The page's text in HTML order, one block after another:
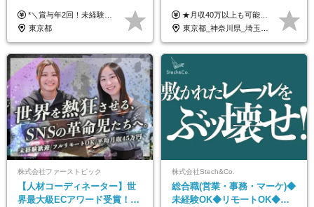
月給28万円～*産育休取得実績
あり*年間休日120日
*＼賞与年2回！未経験から月給28万円スタート／* ★昇給年12回あり！随時昇給のチャンス ◆月給28万～40万円＋賞与年2回＋各種インセンティブ ※経験・スキルを考慮の上、決定します ※試用期間6ヶ月間あり（期間中は月給26万円～になります。その他待遇等に差異はありません） ※月給には月35時間分の固定残業代含む（月5万4800円/超過分別途支給） ※ほとんどのメンバーが残業ゼロです！フレックスタイム制のため、自分の生活に合わせて調整できます。 ＼希望性で土曜日出勤あり／ お客様より「土曜日に応募者の対応をしてほしい」という ご要望を受けた際に、応募者対応⇒求職者との メッセージのやり取りなど、対応が発生する場合があります。 ※土曜日に出勤いただく場合は ・2時間稼働：4500円 ・4時間稼働：9000円 の給与が発生。勤務時間が4時間超えることは原則ありません。 短期間で高い給与をGETできるチャンスです♪
東京都
から勤務OK◆残業月10h以内
◆フレックス制
★月収40万以上も可能！ ★能力・スキル・経験を考慮した年収額を設定します ★年功序列ではなく、チャレンジを評価して給与に反映！ ■月給20万円～40万円＋決算賞与 ※経験・スキルを考慮のうえ決定します ※給与にはみなし残業代40時間分を含む。そのほか詳細に関しては別途面接時にご説明します ※試用期間3ヵ月あり。期間中の雇用形態・条件などに差異はありません
東京都_神奈川県_埼玉県_千葉県_大阪府_愛知県_北海道_青森県_岩手県_宮城県_秋田県_山形県_福島県_茨城県_栃木県_群馬県_新潟県_山梨県_長野県_富山県_石川県_福井県_静岡県_岐阜県_三重県_兵庫県_京都府_滋賀県_奈良県_和歌山県_広島県_岡山県_鳥取県_島根県_山口県_徳島県_香川県_愛媛県_高知県_福岡県_熊本県_佐賀県_長崎県_大分県_宮崎県_鹿児島県_沖縄県
株式会社ファーストピック
【人材コーディネーター】世
界最大級ECアワード受賞！フ
株式会社Stech&Co.
総合職(営業・事務・マーケ)◆
未経験OK◆リモートOK◆学